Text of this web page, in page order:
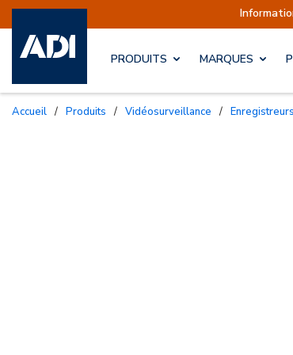
Information | Les
PRODUITS MARQUES
Accueil / Produits / Vidéosurveillance /